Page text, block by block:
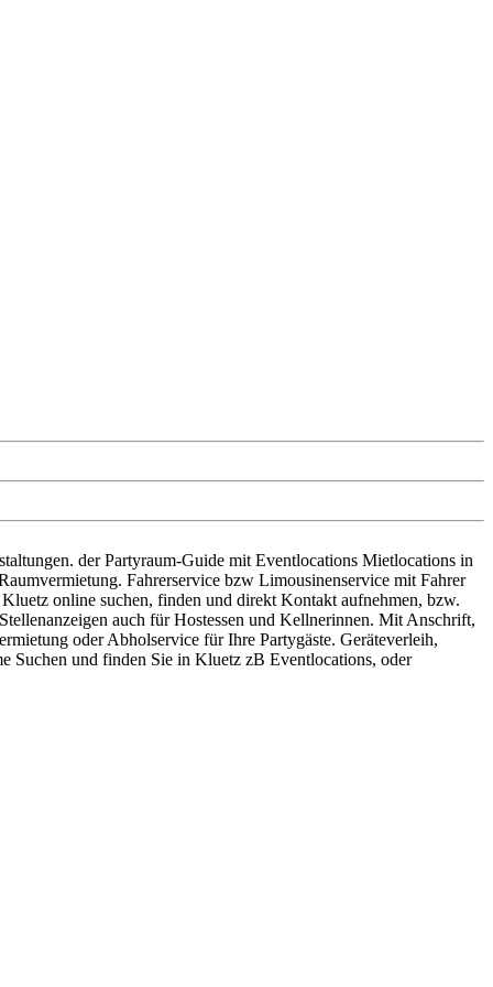
der Partyraum-Guide mit Eventlocations Mietlocations in
Fahrerservice bzw Limousinenservice mit Fahrer
online suchen, finden und direkt Kontakt aufnehmen, bzw.
auch für Hostessen und Kellnerinnen. Mit Anschrift,
oder Abholservice für Ihre Partygäste. Geräteverleih,
Suchen und finden Sie in Kluetz zB Eventlocations, oder